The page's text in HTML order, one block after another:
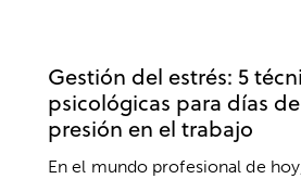
Gestión del estrés: 5
psicológicas para días
presión en el trabajo
En el mundo profesional de